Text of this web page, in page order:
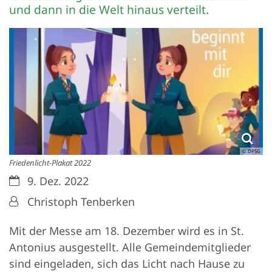
und dann in die Welt hinaus verteilt.
© DPSG
Friedenlicht-Plakat 2022
Datum:9. Dez. 2022
Von:Christoph Tenberken
Mit der Messe am 18. Dezember wird es in St.
Antonius ausgestellt. Alle Gemeindemitglieder
sind eingeladen, sich das Licht nach Hause zu